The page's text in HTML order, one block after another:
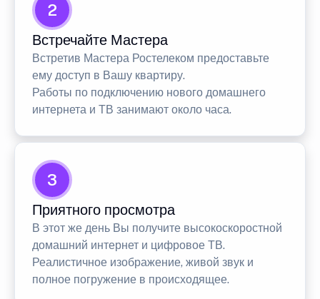
2
Встречайте Мастера
Встретив Мастера Ростелеком предоставьте
ему доступ в Вашу квартиру.
Работы по подключению нового домашнего
интернета и ТВ занимают около часа.
3
Приятного просмотра
В этот же день Вы получите высокоскоростной
домашний интернет и цифровое ТВ.
Реалистичное изображение, живой звук и
полное погружение в происходящее.